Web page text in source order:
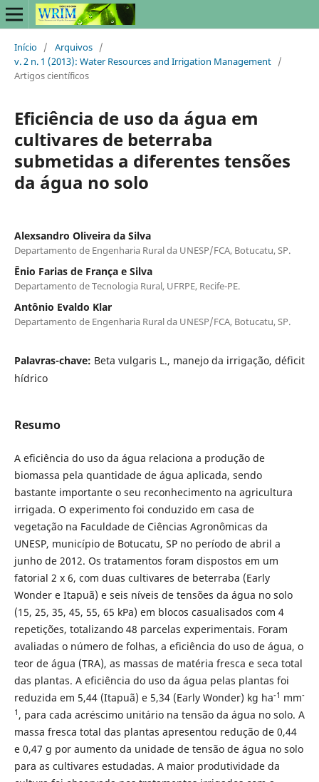
Início / Arquivos /
v. 2 n. 1 (2013): Water Resources and Irrigation Management /
Artigos científicos
Eficiência de uso da água em
cultivares de beterraba
submetidas a diferentes tensões
da água no solo
Alexsandro Oliveira da Silva
Departamento de Engenharia Rural da UNESP/FCA, Botucatu, SP.
Ênio Farias de França e Silva
Departamento de Tecnologia Rural, UFRPE, Recife-PE.
Antônio Evaldo Klar
Departamento de Engenharia Rural da UNESP/FCA, Botucatu, SP.
Palavras-chave: Beta vulgaris L., manejo da irrigação, déficit
hídrico
Resumo
A eficiência do uso da água relaciona a produção de
biomassa pela quantidade de água aplicada, sendo
bastante importante o seu reconhecimento na agricultura
irrigada. O experimento foi conduzido em casa de
vegetação na Faculdade de Ciências Agronômicas da
UNESP, município de Botucatu, SP no período de abril a
junho de 2012. Os tratamentos foram dispostos em um
fatorial 2 x 6, com duas cultivares de beterraba (Early
Wonder e Itapuã) e seis níveis de tensões da água no solo
(15, 25, 35, 45, 55, 65 kPa) em blocos casualisados com 4
repetições, totalizando 48 parcelas experimentais. Foram
avaliadas o número de folhas, a eficiência do uso de água, o
teor de água (TRA), as massas de matéria fresca e seca total
das plantas. A eficiência do uso da água pelas plantas foi
reduzida em 5,44 (Itapuã) e 5,34 (Early Wonder) kg ha-1 mm-
1 , para cada acréscimo unitário na tensão da água no solo. A
massa fresca total das plantas apresentou redução de 0,44
e 0,47 g por aumento da unidade de tensão de água no solo
para as cultivares estudadas. A maior produtividade da